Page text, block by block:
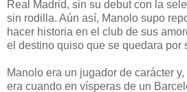
Real Madrid, sin su debut con la
sin rodilla. Aún así, Manolo supo
hacer historia en el club de sus
el destino quiso que se quedara por
Manolo era un jugador de carácter
era cuando en vísperas de un